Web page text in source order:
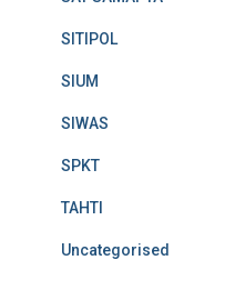
SITIPOL
SIUM
SIWAS
SPKT
TAHTI
Uncategorised